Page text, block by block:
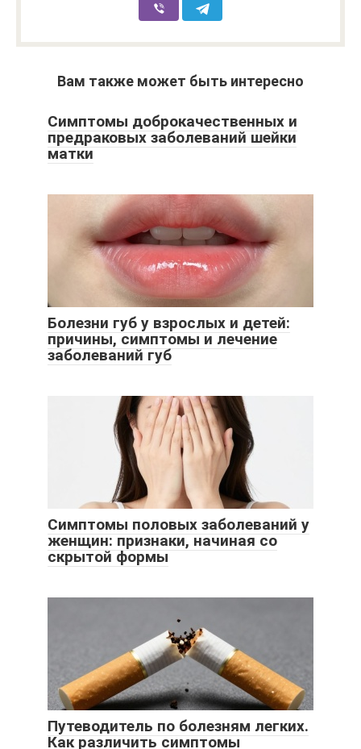
Вам также может быть интересно
Симптомы доброкачественных и
предраковых заболеваний шейки
матки
Болезни губ у взрослых и детей:
причины, симптомы и лечение
заболеваний губ
Симптомы половых заболеваний у
женщин: признаки, начиная со
скрытой формы
Путеводитель по болезням легких.
Как различить симптомы